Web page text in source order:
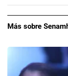
Más sobre